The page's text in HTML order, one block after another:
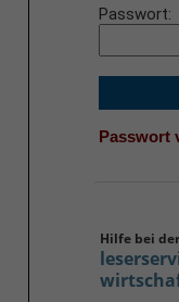
Passwort
Passwort
Hilfe bei